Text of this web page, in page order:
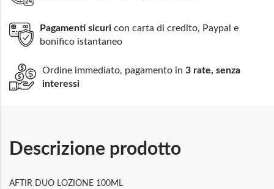
Pagamenti sicuri con carta di credito, Paypal e
bonifico istantaneo
Ordine immediato, pagamento in 3 rate, senza
interessi
Descrizione prodotto
AFTIR DUO LOZIONE 100ML